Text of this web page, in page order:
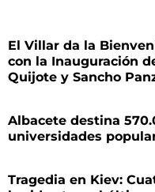
El Villar da la
con la Inauguración
Quijote y Sancho
Albacete destina
universidades
Tragedia en Kiev: